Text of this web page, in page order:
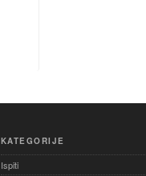
KATEGORIJE
Ispiti